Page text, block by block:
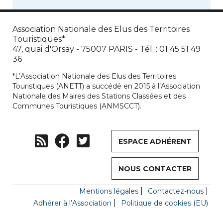
Association Nationale des Elus des Territoires
Touristiques*
47, quai d'Orsay - 75007 PARIS - Tél. : 01 45 51 49
36
*L’Association Nationale des Elus des Territoires
Touristiques (ANETT) a succédé en 2015 à l’Association
Nationale des Maires des Stations Classées et des
Communes Touristiques (ANMSCCT).
ESPACE ADHÉRENT
NOUS CONTACTER
Mentions légales
Contactez-nous
Adhérer à l’Association
Politique de cookies (EU)